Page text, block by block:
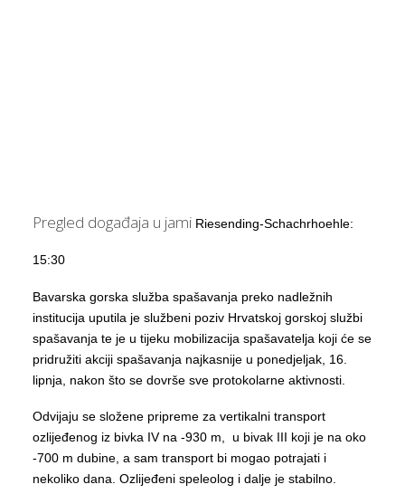
Pregled događaja u jami Riesending-Schachrhoehle:
15:30
Bavarska gorska služba spašavanja preko nadležnih
institucija uputila je službeni poziv Hrvatskoj gorskoj službi
spašavanja te je u tijeku mobilizacija spašavatelja koji će se
pridružiti akciji spašavanja najkasnije u ponedjeljak, 16.
lipnja, nakon što se dovrše sve protokolarne aktivnosti.
Odvijaju se složene pripreme za vertikalni transport
ozlijeđenog iz bivka IV na -930 m, u bivak III koji je na oko
-700 m dubine, a sam transport bi mogao potrajati i
nekoliko dana. Ozlijeđeni speleolog i dalje je stabilno.